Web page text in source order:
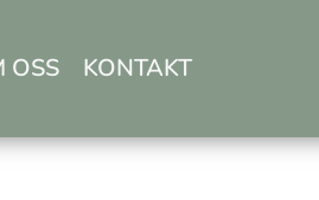
OSS KONTAKT